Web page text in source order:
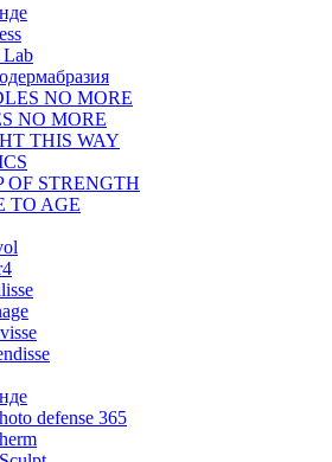
NO MORE
NO MORE
THIS WAY
OF STRENGTH
TO AGE
defense 365